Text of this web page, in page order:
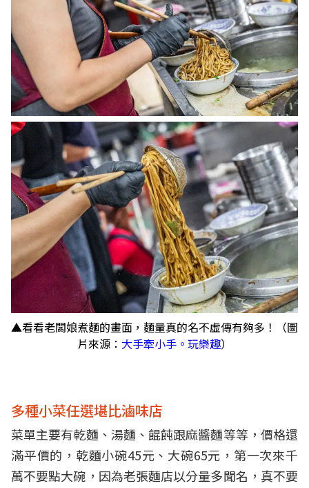
▲看看老闆娘煮麵的畫面，麵量真的名不虛傳有夠多！（圖
片來源： 大手牽小手。玩樂趣）
多種小菜任選堪比滷味店
菜單主要有乾麵、湯麵、餛飩跟麻醬麵等等，價格還
滿平價的，乾麵小碗45元、大碗65元，第一次來千
萬不要點大碗，因為老張麵店以分量多聞名，真不要